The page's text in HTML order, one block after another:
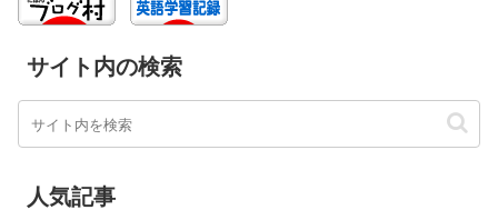
サイト内の検索
人気記事